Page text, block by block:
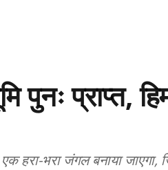
प्राप्त,
हरा-भरा जंगल बनाया जाएगा,